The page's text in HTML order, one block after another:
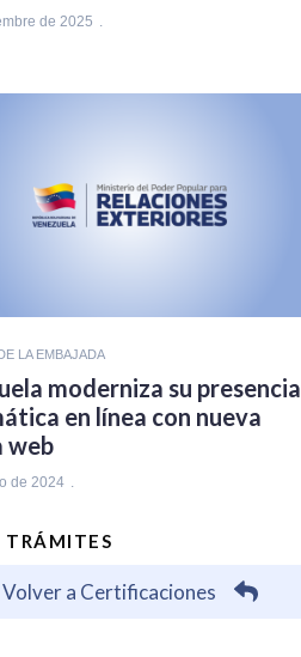
de 2025
LA EMBAJADA
moderniza su presencia
en línea con nueva
web
de 2024
TRÁMITES
Volver a Certificaciones